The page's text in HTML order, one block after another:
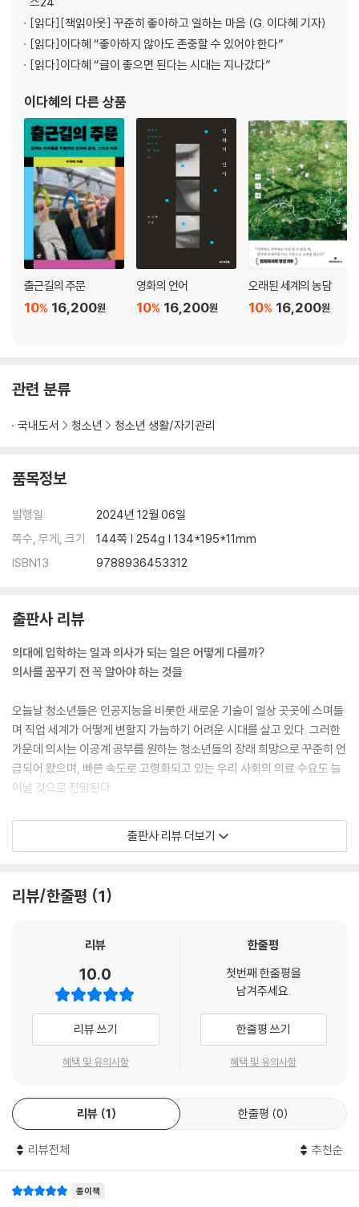
[읽다] [책읽아웃] 꾸준히 좋아하고 일하는 마음 (G. 이다혜 기자)
[읽다] 이다혜 “좋아하지 않아도 존중할 수 있어야 한다”
[읽다] 이다혜 “글이 좋으면 된다는 시대는 지나갔다”
이다혜의 다른 상품
출근길의 주문
16,200원
10%
영화의 언어
16,200원
10%
오래된 세계의 농담
16,200원
10%
관련 분류
국내도서 청소년 청소년 생활/자기관리
품목정보
발행일
2024년 12월 06일
쪽수, 무게, 크기
144쪽 | 254g | 134*195*11mm
ISBN13
9788936453312
출판사 리뷰
의대에 입학하는 일과 의사가 되는 일은 어떻게 다를까?
의사를 꿈꾸기 전 꼭 알아야 하는 것들
오늘날 청소년들은 인공지능을 비롯한 새로운 기술이 일상 곳곳에 스며들
며 직업 세계가 어떻게 변할지 가늠하기 어려운 시대를 살고 있다. 그러한
가운데 의사는 이공계 공부를 원하는 청소년들의 장래 희망으로 꾸준히 언
급되어 왔으며, 빠른 속도로 고령화되고 있는 우리 사회의 의료 수요도 늘
어날 것으로 전망된다.
김준혁 교수는 의과대학·치과대학 학생들을 상대로 오랜 시간 진로에 관한
상담을 진행했던 경험을 통해 자신이 의사에 맞는 사람일지 고민하는 청소
료를 계속 이어 가는 것도 결코 쉽지 않은 일이기에 청소년이 방황하지 않
대한 고민이 먼저 이루어져야 한다. 이를 위해 『의사로 일하는 상상 어때?』
스스로 원하는 것이 무엇인지 탐구할 수 있도록 안내한다.
의료인문학자이자 의료윤리학자인 김준혁 교수는 이 책에서 인공지능이
나 미래의 진료에 관한 분석도 함께 전한다. 진료를 보는 임상 의사뿐만 아
니라 기술 개발이나 헬스케어 스타트업 창업 등 다채로운 의학의 세계에
의사가 되기 위한 과정도, 미래를 밟아 가는 방식도 사람마다 다 다를 수 있
다는 점을 강조하는 저자의 목소리는 청소년 독자가 더 넓은 시야로 세상
을 바라보게 한다.
선한 세상을 만드는 올바른 진료의 힘
출판사 리뷰 더보기
리뷰/한줄평 1
리뷰
10.0
리뷰 쓰기
혜택 및 유의사항
한줄평
첫번째 한줄평을
남겨주세요.
한줄평 쓰기
혜택 및 유의사항
리뷰 1 한줄평 0
리뷰전체 추천순
종이책